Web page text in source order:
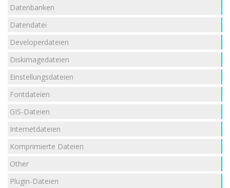
Datenbanken
Datendatei
Developerdateien
Diskimagedateien
Einstellungsdateien
Fontdateien
GIS-Dateien
Internetdateien
Komprimierte Dateien
Other
Plugin-Dateien